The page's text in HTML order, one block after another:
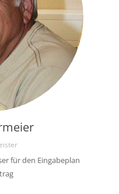
für den Eingabeplan